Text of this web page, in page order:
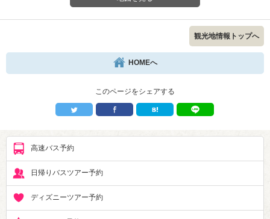
観光地情報トップへ
HOMEへ
このページをシェアする
高速バス予約
日帰りバスツアー予約
ディズニーツアー予約